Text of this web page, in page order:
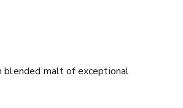
blended malt of exceptional